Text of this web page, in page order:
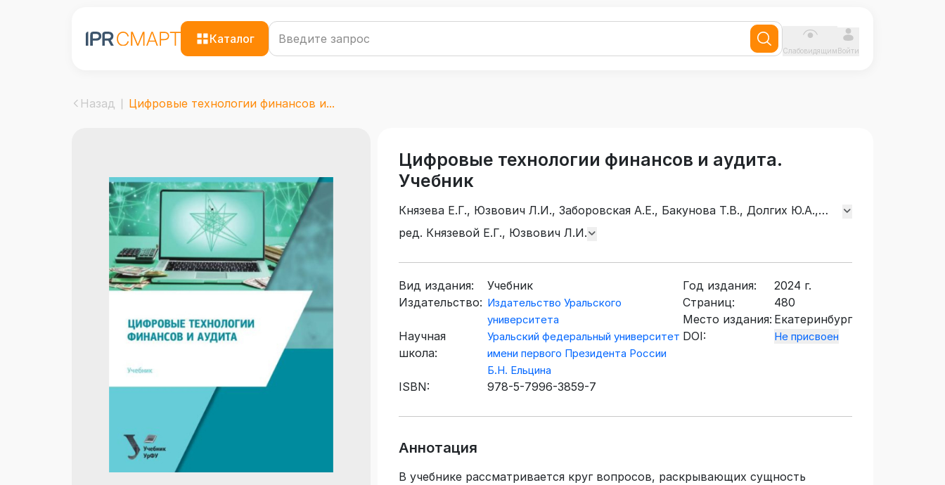
Каталог
СлабовидящимВойти
Назад Цифровые технологии финансов и...
Цифровые технологии финансов и аудита.
Учебник
Князева Е.Г., Юзвович Л.И., Заборовская А.Е., Бакунова Т.В., Долгих Ю.А.,
Львова М.И., Торопова И.В.
ред. Князевой Е.Г., Юзвович Л.И.
Вид издания:
Учебник
Издательство: Издательство Уральского
университета
Научная
школа:
Уральский федеральный университет
имени первого Президента России
Б.Н. Ельцина
ISBN: 978-5-7996-3859-7
Год издания:
2024 г.
Страниц:
480
Место издания: Екатеринбург
DOI:
Не присвоен
Аннотация
В учебнике рассматривается круг вопросов, раскрывающих сущность